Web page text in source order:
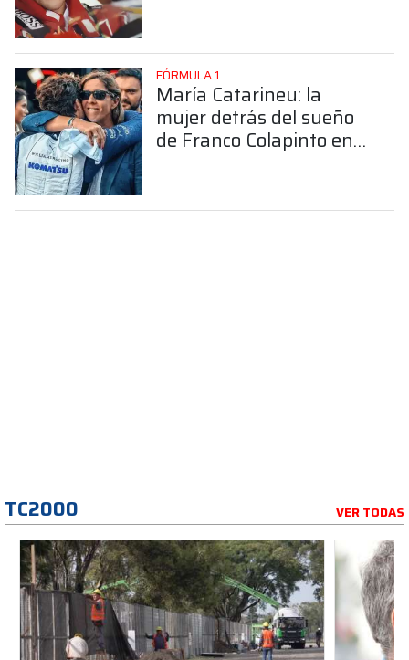
FÓRMULA 1
María Catarineu: la
mujer detrás del sueño
de Franco Colapinto en
TC2000 VER TODAS